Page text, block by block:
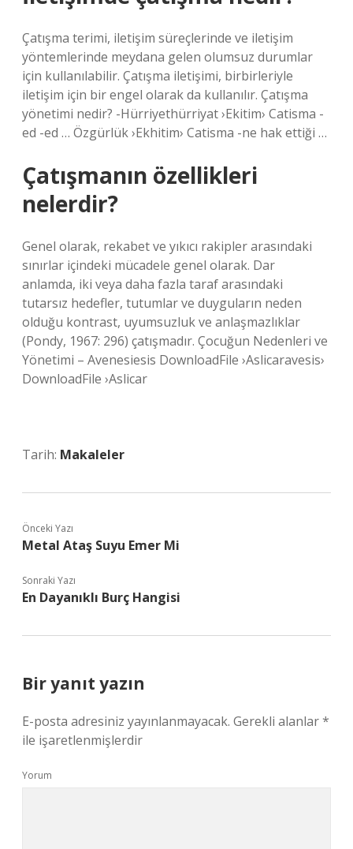
Çatışma terimi, iletişim süreçlerinde ve iletişim
yöntemlerinde meydana gelen olumsuz durumlar
için kullanılabilir. Çatışma iletişimi, birbirleriyle
iletişim için bir engel olarak da kullanılır. Çatışma
yönetimi nedir? -Hürriyethürriyat ›Ekitim› Catisma -
ed -ed … Özgürlük ›Ekhitim› Catisma -ne hak ettiği …
Çatışmanın özellikleri
nelerdir?
Genel olarak, rekabet ve yıkıcı rakipler arasındaki
sınırlar içindeki mücadele genel olarak. Dar
anlamda, iki veya daha fazla taraf arasındaki
tutarsız hedefler, tutumlar ve duyguların neden
olduğu kontrast, uyumsuzluk ve anlaşmazlıklar
(Pondy, 1967: 296) çatışmadır. Çocuğun Nedenleri ve
Yönetimi – Avenesiesis DownloadFile ›Aslicaravesis›
DownloadFile ›Aslicar
Tarih: Makaleler
Önceki Yazı
Metal Ataş Suyu Emer Mi
Sonraki Yazı
En Dayanıklı Burç Hangisi
Bir yanıt yazın
E-posta adresiniz yayınlanmayacak. Gerekli alanlar*
ile işaretlenmişlerdir
Yorum